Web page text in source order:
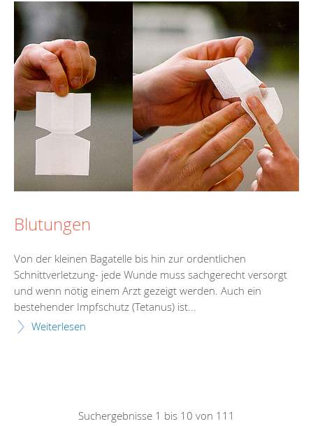
Blutungen
Von der kleinen Bagatelle bis hin zur ordentlichen
Schnittverletzung- jede Wunde muss sachgerecht versorgt
und wenn nötig einem Arzt gezeigt werden. Auch ein
bestehender Impfschutz (Tetanus) ist...
Weiterlesen
Suchergebnisse 1 bis 10 von 111